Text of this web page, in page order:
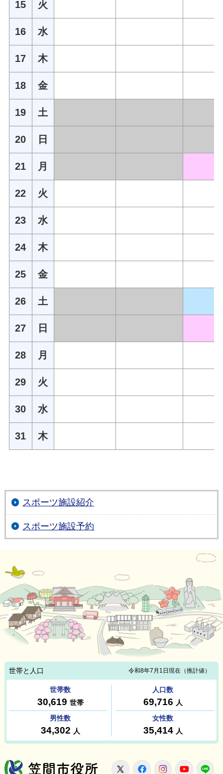
15 火
16 水
17 木
18 金
19 土
20 日
21 月
22 火
23 水
24 木
25 金
26 土
27 日
28 月
29 火
30 水
31 木
スポーツ施設紹介
スポーツ施設予約
笠間市役所
X FacebookInstagram